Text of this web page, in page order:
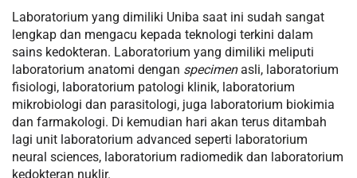
Laboratorium yang dimiliki Uniba saat ini sudah sangat
lengkap dan mengacu kepada teknologi terkini dalam
sains kedokteran. Laboratorium yang dimiliki meliputi
laboratorium anatomi dengan specimenasli, laboratorium
fisiologi, laboratorium patologi klinik, laboratorium
mikrobiologi dan parasitologi, juga laboratorium biokimia
dan farmakologi. Di kemudian hari akan terus ditambah
lagi unit laboratorium advanced seperti laboratorium
neural sciences, laboratorium radiomedik dan laboratorium
kedokteran nuklir.